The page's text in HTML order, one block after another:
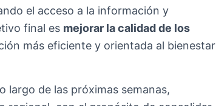
el acceso a la información y
final es mejorar la calidad de los
más eficiente y orientada al bienestar
largo de las próximas semanas,